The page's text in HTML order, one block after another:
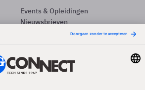
Events & Opleidingen
Nieuwsbrieven